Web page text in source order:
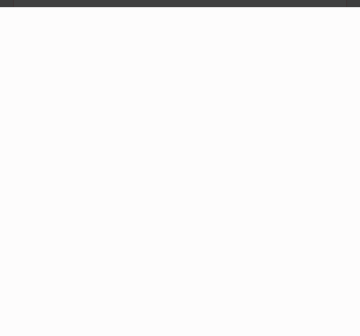
Der er i øjeblikket ingen